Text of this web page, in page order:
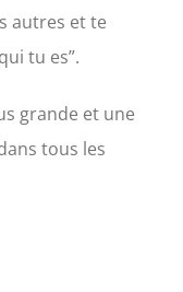
autres et te
tu es”.
grande et une
tous les